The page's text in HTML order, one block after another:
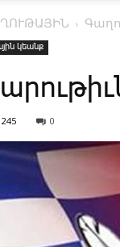
կեանք
0